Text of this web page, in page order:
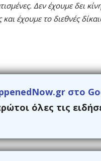
Δεν έχουμε δει
και έχουμε το διεθνές
στο
όλες τις